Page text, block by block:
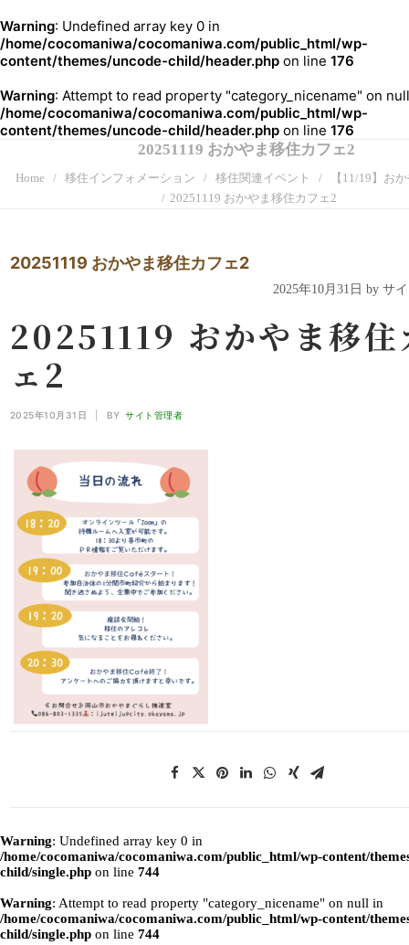
Warning: Undefined array key 0 in
/home/cocomaniwa/cocomaniwa.com/public_html/wp-
content/themes/uncode-child/header.php on line 176
Warning: Attempt to read property "category_nicename" on
/home/cocomaniwa/cocomaniwa.com/public_html/wp-
content/themes/uncode-child/header.php on line 176
20251119 おかやま移住カフェ2
Home 移住インフォメーション 移住関連イベント
【11/19】お
20251119 おかやま移住カフェ2
20251119 おかやま移住カフェ2
2025年10月31日 by サ
20251119 おかやま移住
ェ2
2025年10月31日 BY サイト管理者
Warning: Undefined array key 0 in
/home/cocomaniwa/cocomaniwa.com/public_html/wp-content/
child/single.php on line 744
Warning: Attempt to read property "category_nicename" on null in
/home/cocomaniwa/cocomaniwa.com/public_html/wp-content/
child/single.php on line 744